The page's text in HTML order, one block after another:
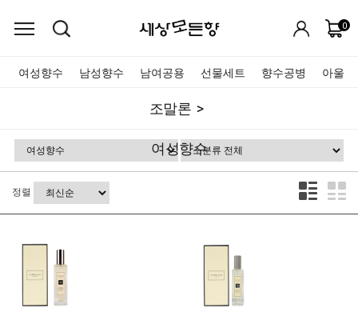
0
여성향수 남성향수 남여공용 선물세트 향수공병 아울렛
조말론
여성향수
정렬